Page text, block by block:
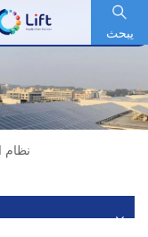
يبحث
رمز السهم : 600153.SH
نظام